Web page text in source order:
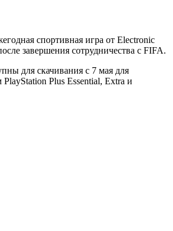
спортивная игра от Electronic
завершения сотрудничества с FIFA.
для скачивания с 7 мая для
Plus Essential, Extra и